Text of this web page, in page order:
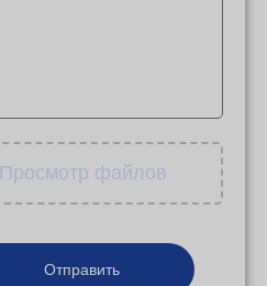
Просмотр файлов